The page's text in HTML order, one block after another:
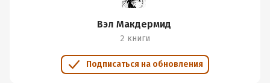
Вэл Макдермид
2 книги
Подписаться на обновления